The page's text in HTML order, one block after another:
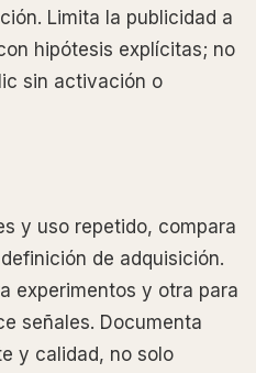
Limita la publicidad a
hipótesis explícitas; no
sin activación o
y uso repetido, compara
de adquisición.
experimentos y otra para
señales. Documenta
y calidad, no solo